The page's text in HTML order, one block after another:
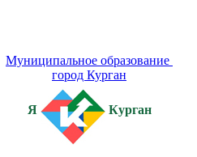
Муниципальное образование
город Курган
Я Курган